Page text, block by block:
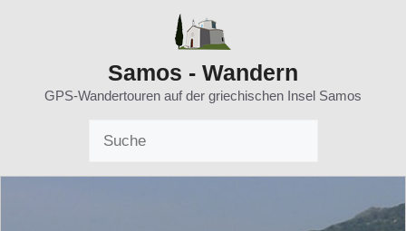
Samos - Wandern
GPS-Wandertouren auf der griechischen Insel Samos